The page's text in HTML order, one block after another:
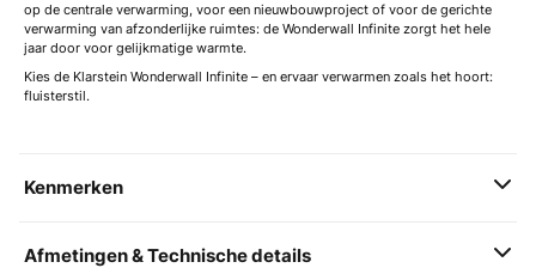
op de centrale verwarming, voor een nieuwbouwproject of voor de gerichte
verwarming van afzonderlijke ruimtes: de Wonderwall Infinite zorgt het hele
jaar door voor gelijkmatige warmte.
Kies de Klarstein Wonderwall Infinite – en ervaar verwarmen zoals het hoort:
fluisterstil.
Kenmerken
Afmetingen & Technische details